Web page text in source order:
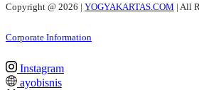
Copyright @ 2026 | YOGYAKARTAS.COM | All
Corporate Information
Instagram
ayobisnis